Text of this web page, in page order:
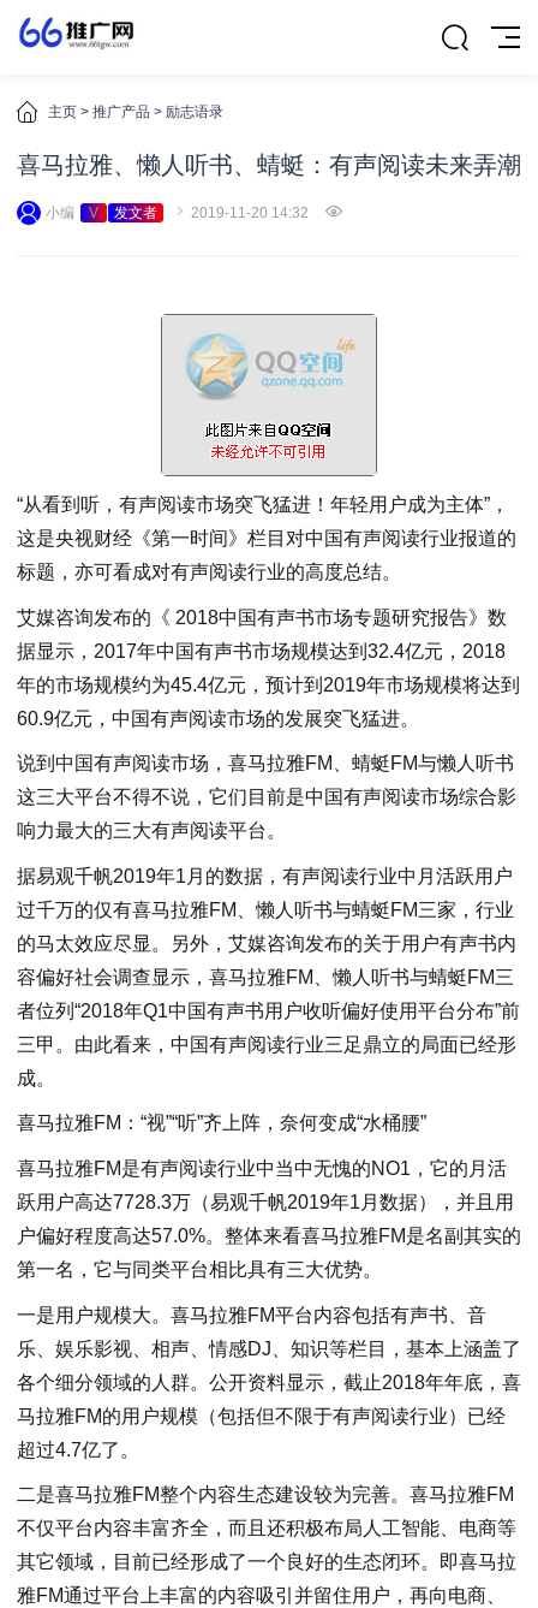
主页 > 推广产品 > 励志语录
喜马拉雅、懒人听书、蜻蜓：有声阅读未来弄潮
小编 V 发文者 2019-11-20 14:32
“从看到听，有声阅读市场突飞猛进！年轻用户成为主体”，
这是央视财经《第一时间》栏目对中国有声阅读行业报道的
标题，亦可看成对有声阅读行业的高度总结。
艾媒咨询发布的《 2018中国有声书市场专题研究报告》数
据显示，2017年中国有声书市场规模达到32.4亿元，2018
年的市场规模约为45.4亿元，预计到2019年市场规模将达到
60.9亿元，中国有声阅读市场的发展突飞猛进。
说到中国有声阅读市场，喜马拉雅FM、蜻蜓FM与懒人听书
这三大平台不得不说，它们目前是中国有声阅读市场综合影
响力最大的三大有声阅读平台。
据易观千帆2019年1月的数据，有声阅读行业中月活跃用户
过千万的仅有喜马拉雅FM、懒人听书与蜻蜓FM三家，行业
的马太效应尽显。另外，艾媒咨询发布的关于用户有声书内
容偏好社会调查显示，喜马拉雅FM、懒人听书与蜻蜓FM三
者位列“2018年Q1中国有声书用户收听偏好使用平台分布”前
三甲。由此看来，中国有声阅读行业三足鼎立的局面已经形
成。
喜马拉雅FM：“视”“听”齐上阵，奈何变成“水桶腰”
喜马拉雅FM是有声阅读行业中当中无愧的NO1，它的月活
跃用户高达7728.3万（易观千帆2019年1月数据），并且用
户偏好程度高达57.0%。整体来看喜马拉雅FM是名副其实的
第一名，它与同类平台相比具有三大优势。
一是用户规模大。喜马拉雅FM平台内容包括有声书、音
乐、娱乐影视、相声、情感DJ、知识等栏目，基本上涵盖了
各个细分领域的人群。公开资料显示，截止2018年年底，喜
马拉雅FM的用户规模（包括但不限于有声阅读行业）已经
超过4.7亿了。
二是喜马拉雅FM整个内容生态建设较为完善。喜马拉雅FM
不仅平台内容丰富齐全，而且还积极布局人工智能、电商等
其它领域，目前已经形成了一个良好的生态闭环。即喜马拉
雅FM通过平台上丰富的内容吸引并留住用户，再向电商、